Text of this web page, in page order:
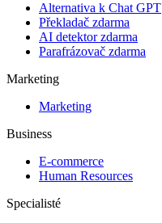
Alternativa k Chat GPT
Překladač zdarma
AI detektor zdarma
Parafrázovač zdarma
Marketing
Marketing
Business
E-commerce
Human Resources
Specialisté